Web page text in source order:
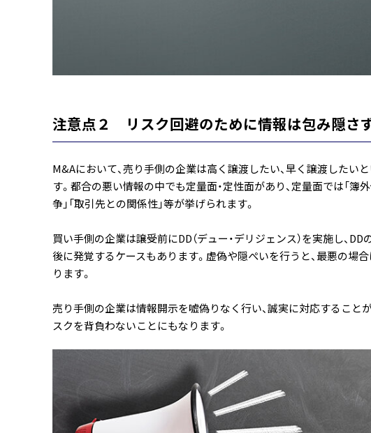
注意点２ リスク回避のために情報は包み隠さ
M&Aにおいて、売り手側の企業は高く譲渡したい、早く譲渡したい
す。都合の悪い情報の中でも定量面・定性面があり、定量面では「簿外
争」「取引先との関係性」等が挙げられます。
買い手側の企業は譲受前にDD（デュー・デリジェンス）を実施し、
後に発覚するケースもあります。虚偽や隠ぺいを行うと、最悪の場
ります。
売り手側の企業は情報開示を嘘偽りなく行い、誠実に対応すること
スクを背負わないことにもなります。